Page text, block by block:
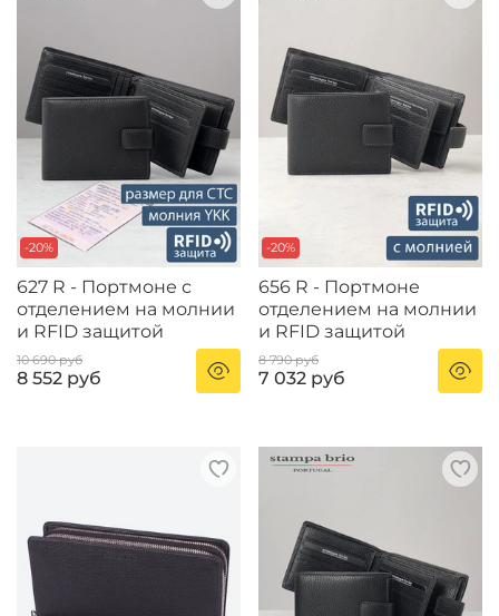
-20%
627 R - Портмоне с
отделением на молнии
и RFID защитой
10 690 руб
8 552 руб
-20%
656 R - Портмоне
отделением на молнии
и RFID защитой
8 790 руб
7 032 руб